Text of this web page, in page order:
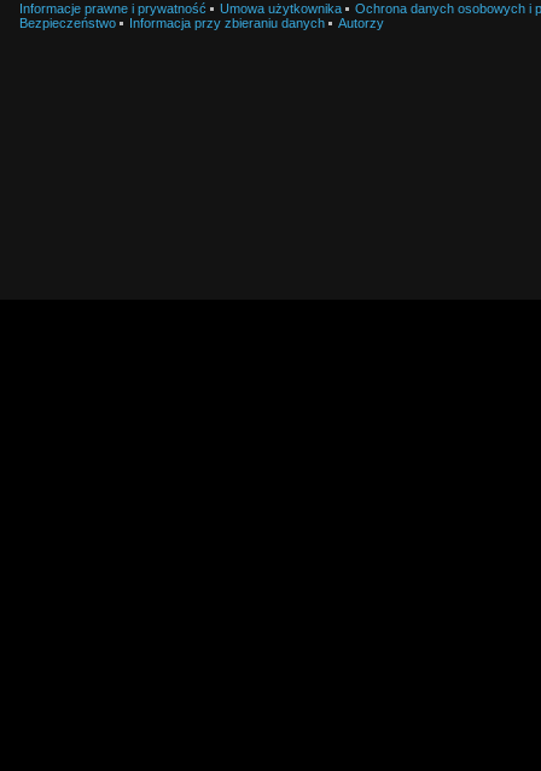
Informacje prawne i prywatność
Umowa użytkownika
Ochrona danych osobowych i
Bezpieczeństwo
Informacja przy zbieraniu danych Autorzy